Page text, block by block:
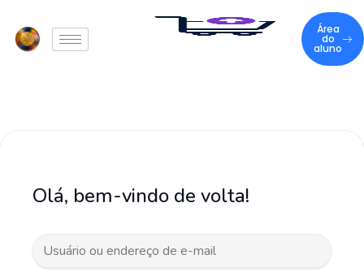
Área
do
aluno
Olá, bem-vindo de volta!